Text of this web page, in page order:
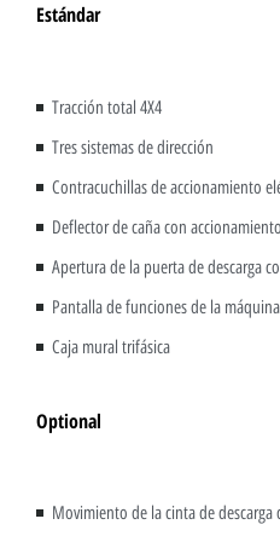
Estándar
Tracción total 4X4
Tres sistemas de dirección
Contracuchillas de accionamiento
Deflector de caña con
Apertura de la puerta de descarga
Pantalla de funciones de la
Caja mural trifásica
Optional
Movimiento de la cinta de